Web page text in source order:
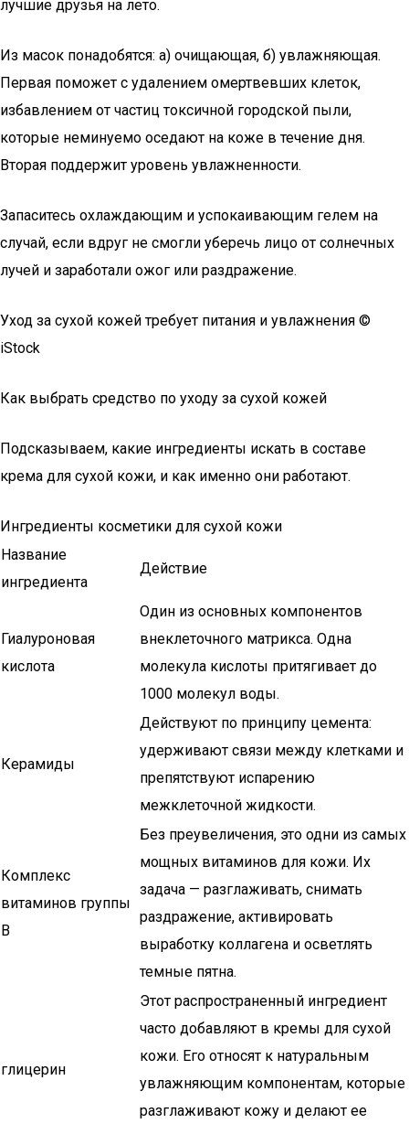
лучшие друзья на лето.
Из масок понадобятся: а) очищающая, б) увлажняющая.
Первая поможет с удалением омертвевших клеток,
избавлением от частиц токсичной городской пыли,
которые неминуемо оседают на коже в течение дня.
Вторая поддержит уровень увлажненности.
Запаситесь охлаждающим и успокаивающим гелем на
случай, если вдруг не смогли уберечь лицо от солнечных
лучей и заработали ожог или раздражение.
Уход за сухой кожей требует питания и увлажнения ©
iStock
Как выбрать средство по уходу за сухой кожей
Подсказываем, какие ингредиенты искать в составе
крема для сухой кожи, и как именно они работают.
Ингредиенты косметики для сухой кожи
Название
ингредиента
Действие
Гиалуроновая
кислота
Один из основных компонентов
внеклеточного матрикса. Одна
молекула кислоты притягивает до
1000 молекул воды.
Керамиды
Действуют по принципу цемента:
удерживают связи между клетками и
препятствуют испарению
межклеточной жидкости.
Комплекс
витаминов группы
B
Без преувеличения, это одни из самых
мощных витаминов для кожи. Их
задача — разглаживать, снимать
раздражение, активировать
выработку коллагена и осветлять
темные пятна.
глицерин
Этот распространенный ингредиент
часто добавляют в кремы для сухой
кожи. Его относят к натуральным
увлажняющим компонентам, которые
разглаживают кожу и делают ее